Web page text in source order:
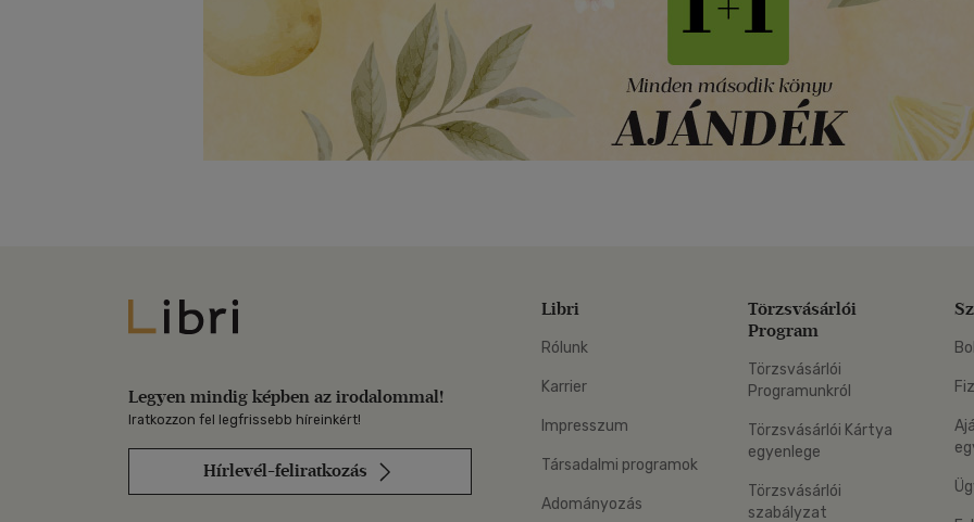
Libri
Legyen mindig képben az irodalommal!
Iratkozzon fel legfrissebb híreinkért!
Hírlevél-feliratkozás
Libri
Rólunk
Karrier
Impresszum
Társadalmi programok
Adományozás
Törzsvásárlói
Program
Törzsvásárlói
Programunkról
Törzsvásárlói Kártya
egyenlege
Törzsvásárlói
szabályzat